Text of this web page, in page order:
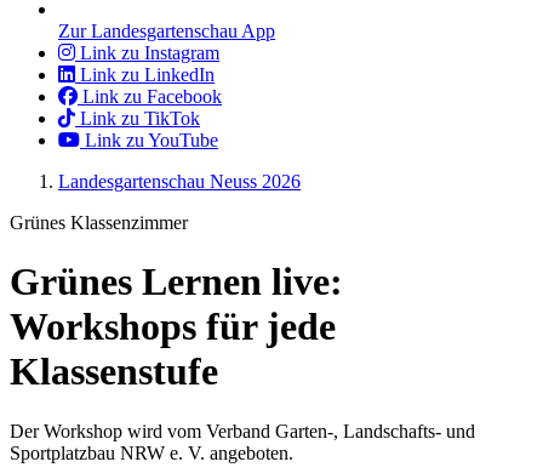
Zur Landesgartenschau App
Link zu Instagram
Link zu LinkedIn
Link zu Facebook
Link zu TikTok
Link zu YouTube
Landesgartenschau Neuss 2026
Grünes Klassenzimmer
Grünes Lernen live:
Workshops für jede
Klassenstufe
Der Workshop wird vom Verband Garten-, Landschafts- und
Sportplatzbau NRW e. V. angeboten.